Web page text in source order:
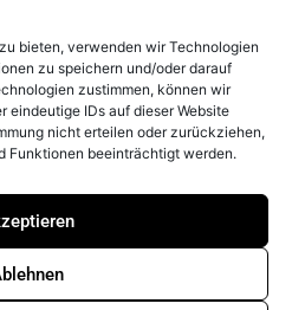
bieten, verwenden wir Technologien
zu speichern und/oder darauf
zustimmen, können wir
eindeutige IDs auf dieser Website
nicht erteilen oder zurückziehen,
Funktionen beeinträchtigt werden.